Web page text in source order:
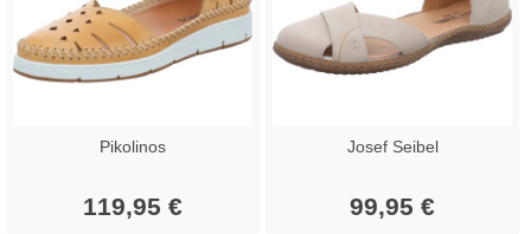
Pikolinos
119,95 €
Josef Seibel
99,95 €